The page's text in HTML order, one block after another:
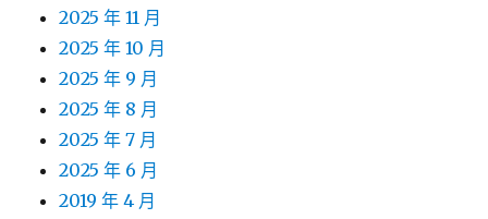
2025 年 11 月
2025 年 10 月
2025 年 9 月
2025 年 8 月
2025 年 7 月
2025 年 6 月
2019 年 4 月